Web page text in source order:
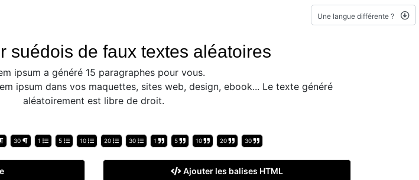
Une langue différente ?
suédois de faux textes aléatoires
ipsum a généré 15 paragraphes pour vous.
ipsum dans vos maquettes, sites web, design, ebook... Le texte généré
aléatoirement est libre de droit.
30 1 5 10 20 30 1 5 10 20 30
Ajouter les balises HTML